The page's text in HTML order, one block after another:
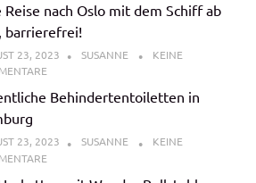
Reise nach Oslo mit dem Schiff ab
barrierefrei!
23, 2023 SUSANNE
KEINE
Behindertentoiletten in
23, 2023 SUSANNE
KEINE